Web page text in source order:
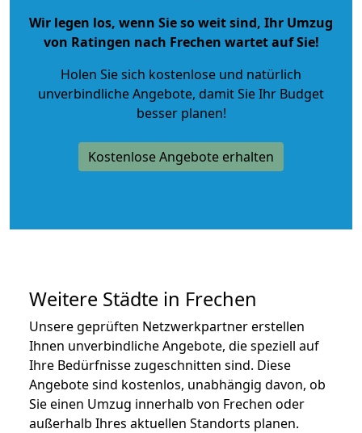
Wir legen los, wenn Sie so weit sind, Ihr Umzug
von Ratingen nach Frechen wartet auf Sie!
Holen Sie sich kostenlose und natürlich
unverbindliche Angebote, damit Sie Ihr Budget
besser planen!
Kostenlose Angebote erhalten
Weitere Städte in Frechen
Unsere geprüften Netzwerkpartner erstellen
Ihnen unverbindliche Angebote, die speziell auf
Ihre Bedürfnisse zugeschnitten sind. Diese
Angebote sind kostenlos, unabhängig davon, ob
Sie einen Umzug innerhalb von Frechen oder
außerhalb Ihres aktuellen Standorts planen.